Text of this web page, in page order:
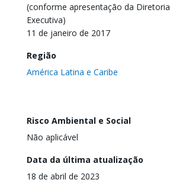
(conforme apresentação da Diretoria
Executiva)
11 de janeiro de 2017
Região
América Latina e Caribe
Risco Ambiental e Social
Não aplicável
Data da última atualização
18 de abril de 2023